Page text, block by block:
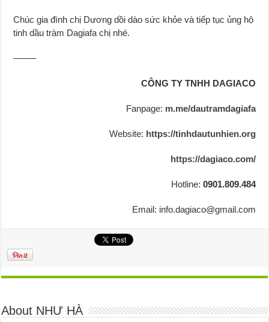
Chúc gia đình chị Dương dồi dào sức khỏe và tiếp tục ủng hộ
tinh dầu tràm Dagiafa chị nhé.
——–
CÔNG TY TNHH DAGIACO
Fanpage: m.me/dautramdagiafa
Website: https://tinhdautunhien.org
https://dagiaco.com/
Hotline: 0901.809.484
Email: info.dagiaco@gmail.com
About NHƯ HÀ